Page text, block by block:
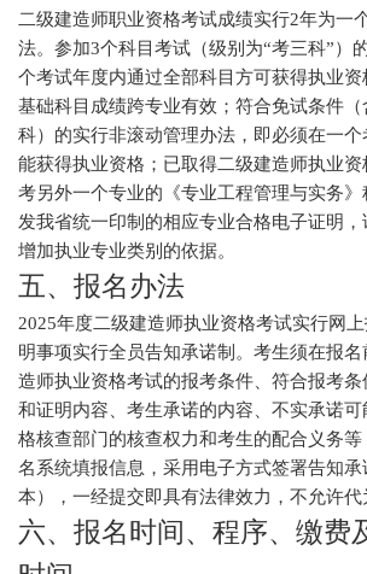
二级建造师职业资格考试成绩实行2年为一
法。参加3个科目考试（级别为“考三科”）
个考试年度内通过全部科目方可获得执业
基础科目成绩跨专业有效；符合免试条件
科）的实行非滚动管理办法，即必须在一
能获得执业资格；已取得二级建造师执业
考另外一个专业的《专业工程管理与实务
发我省统一印制的相应专业合格电子证明
增加执业专业类别的依据。
五、报名办法
2025年度二级建造师执业资格考试实行网
明事项实行全员告知承诺制。考生须在报
造师执业资格考试的报考条件、符合报考
和证明内容、考生承诺的内容、不实承诺
格核查部门的核查权力和考生的配合义务
名系统填报信息，采用电子方式签署告知承
本），一经提交即具有法律效力，不允许代
六、报名时间、程序、缴费